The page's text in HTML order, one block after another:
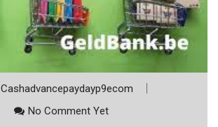
Cashadvancepaydayp9ecom
No Comment Yet